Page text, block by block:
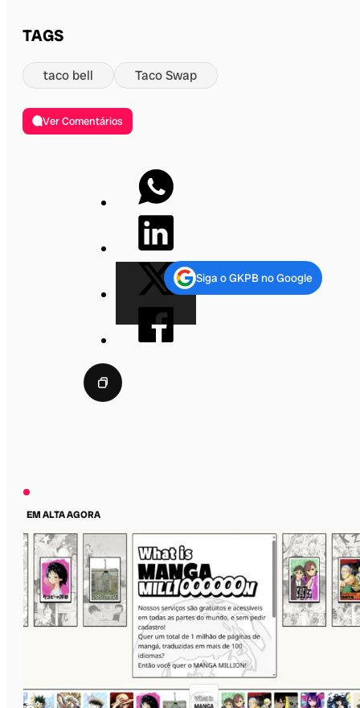
TAGS
taco bell Taco Swap
Ver Comentários
Siga o GKPB no Google
EM ALTA AGORA